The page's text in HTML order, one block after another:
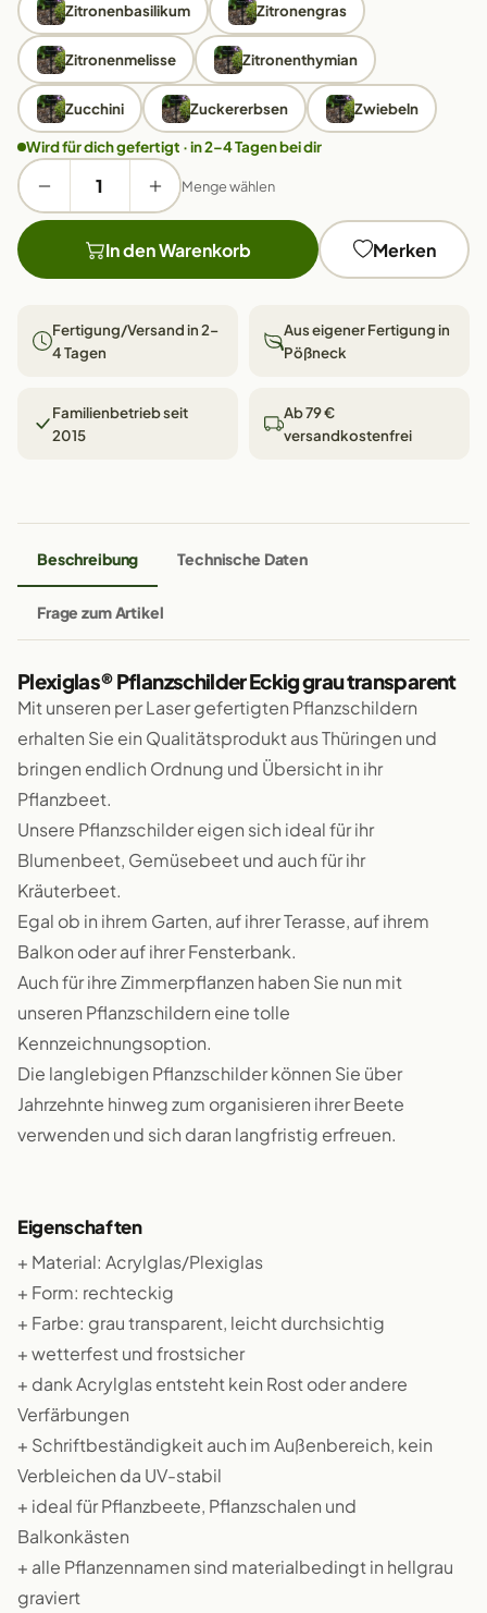
Zitronenbasilikum Zitronengras
Zitronenmelisse Zitronenthymian
Zucchini Zuckererbsen Zwiebeln
Wird für dich gefertigt · in 2–4 Tagen bei dir
Menge wählen
In den Warenkorb Merken
Fertigung/Versand in 2–
4 Tagen
Aus eigener Fertigung in
Pößneck
Familienbetrieb seit
2015
Ab 79 €
versandkostenfrei
Beschreibung Technische Daten
Frage zum Artikel
Plexiglas® Pflanzschilder Eckig grau transparent
Mit unseren per Laser gefertigten Pflanzschildern
erhalten Sie ein Qualitätsprodukt aus Thüringen und
bringen endlich Ordnung und Übersicht in ihr
Pflanzbeet.
Unsere Pflanzschilder eigen sich ideal für ihr
Blumenbeet, Gemüsebeet und auch für ihr
Kräuterbeet.
Egal ob in ihrem Garten, auf ihrer Terasse, auf ihrem
Balkon oder auf ihrer Fensterbank.
Auch für ihre Zimmerpflanzen haben Sie nun mit
unseren Pflanzschildern eine tolle
Kennzeichnungsoption.
Die langlebigen Pflanzschilder können Sie über
Jahrzehnte hinweg zum organisieren ihrer Beete
verwenden und sich daran langfristig erfreuen.
Eigenschaften
+ Material: Acrylglas/Plexiglas
+ Form: rechteckig
+ Farbe: grau transparent, leicht durchsichtig
+ wetterfest und frostsicher
+ dank Acrylglas entsteht kein Rost oder andere
Verfärbungen
+ Schriftbeständigkeit auch im Außenbereich, kein
Verbleichen da UV-stabil
+ ideal für Pflanzbeete, Pflanzschalen und
Balkonkästen
+ alle Pflanzennamen sind materialbedingt in hellgrau
graviert